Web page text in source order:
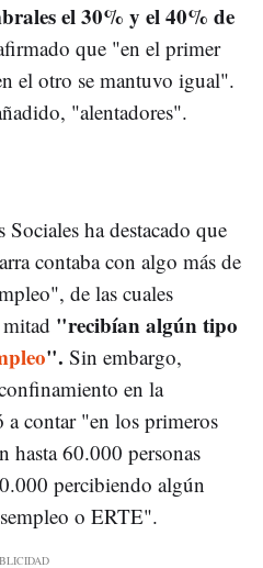
el 30% y el 40% de
que "en el primer
el otro se mantuvo igual".
"alentadores".
ha destacado que
contaba con algo más de
de las cuales
"recibían algún tipo
". Sin embargo,
en la
contar "en los primeros
hasta 60.000 personas
percibiendo algún
o ERTE".